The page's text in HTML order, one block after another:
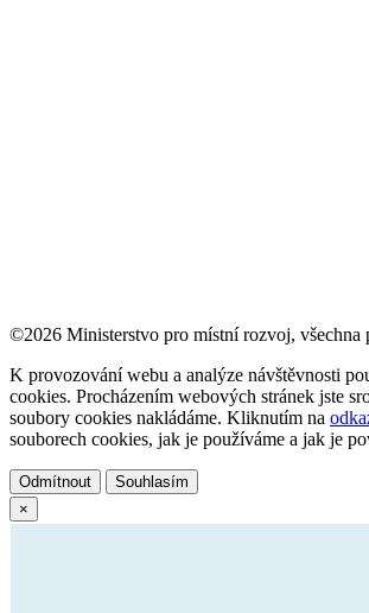
©2026 Ministerstvo pro místní rozvoj, všechna
K provozování webu a analýze návštěvnosti
cookies. Procházením webových stránek jste
soubory cookies nakládáme. Kliknutím na
souborech cookies, jak je používáme a jak je
Odmítnout
Souhlasím
×